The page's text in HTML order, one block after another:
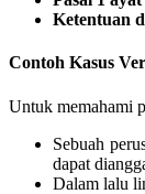
Ketentuan
Contoh Kasus
Untuk memahami
Sebuah
dapat
Dalam lalu